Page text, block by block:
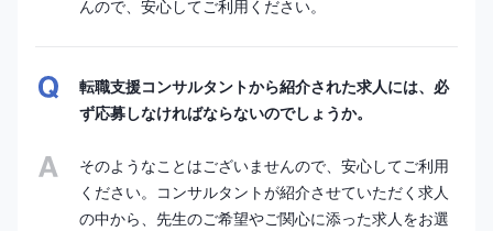
んので、安心してご利用ください。
転職支援コンサルタントから紹介された求人には、必
ず応募しなければならないのでしょうか。
そのようなことはございませんので、安心してご利用
ください。コンサルタントが紹介させていただく求人
の中から、先生のご希望やご関心に添った求人をお選